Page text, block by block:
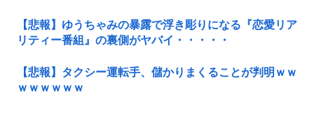
【悲報】ゆうちゃみの暴露で浮き彫りになる『恋愛リア
リティー番組』の裏側がヤバイ・・・・・
【悲報】タクシー運転手、儲かりまくることが判明ｗｗ
ｗｗｗｗｗｗ